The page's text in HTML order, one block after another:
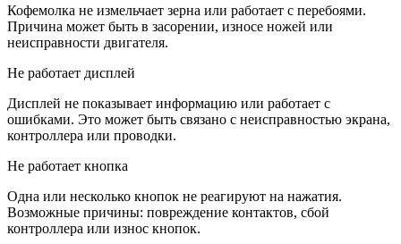
Кофемолка не измельчает зерна или работает с перебоями.
Причина может быть в засорении, износе ножей или
неисправности двигателя.
Не работает дисплей
Дисплей не показывает информацию или работает с
ошибками. Это может быть связано с неисправностью экрана,
контроллера или проводки.
Не работает кнопка
Одна или несколько кнопок не реагируют на нажатия.
Возможные причины: повреждение контактов, сбой
контроллера или износ кнопок.